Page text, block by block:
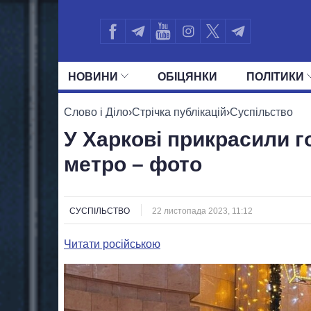
НОВИНИ ОБIЦЯНКИ ПОЛIТИКИ
УСІ ПОЛІТИКИ ПРЕЗИДЕНТ І ОФІС
Слово і Діло›Стрічка публікацій›Суспільство
У Харкові прикрасили
метро – фото
СУСПІЛЬСТВО 22 листопада 2023, 11:12
Читати російською